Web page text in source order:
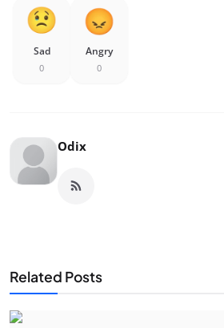
Sad
0
Angry
0
Odix
Related Posts